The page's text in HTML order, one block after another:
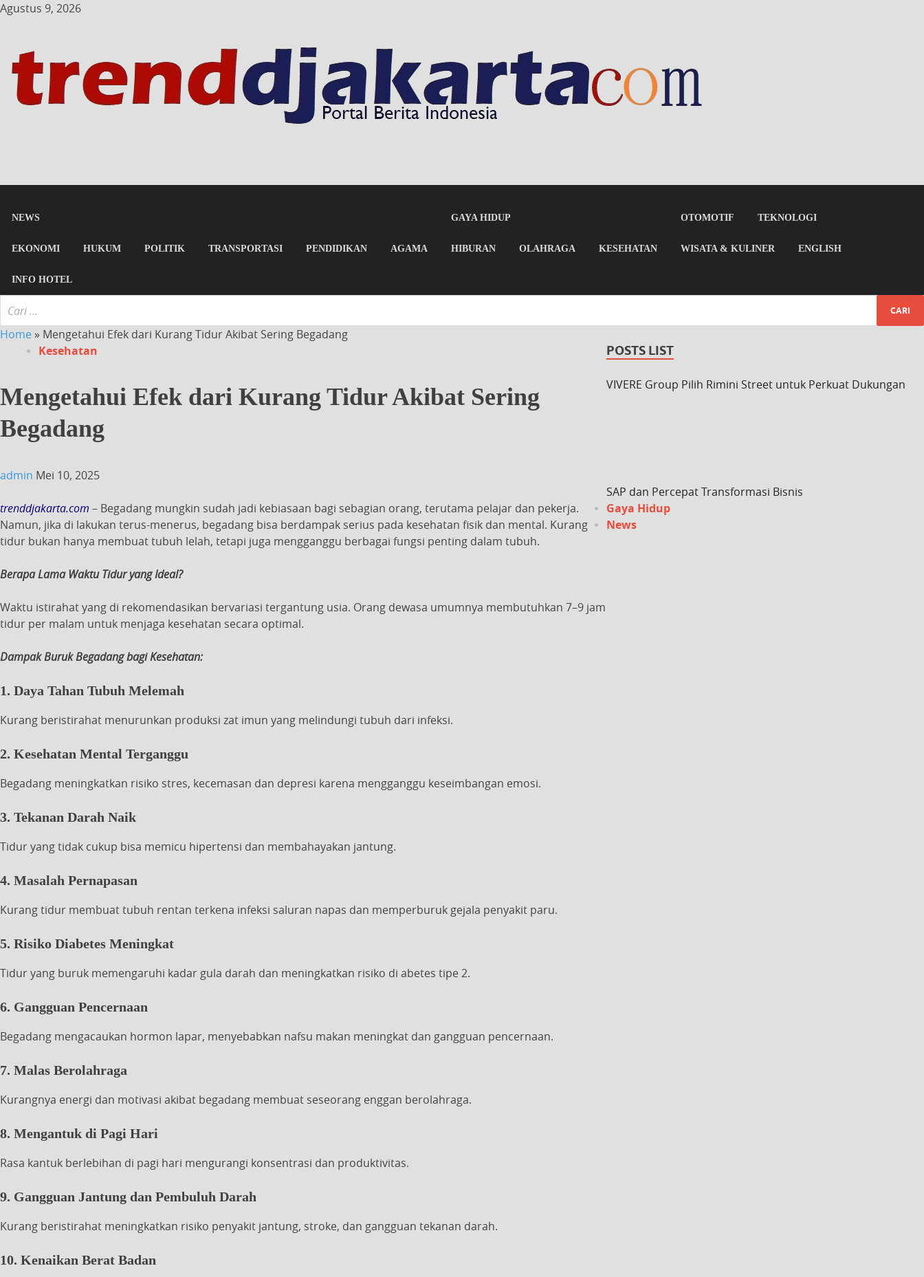
Agustus 9, 2026
NEWS
EKONOMI HUKUM POLITIK TRANSPORTASI PENDIDIKAN AGAMA
GAYA HIDUP
HIBURAN OLAHRAGA KESEHATAN
OTOMOTIF TEKNOLOGI
WISATA & KULINER ENGLISH
INFO HOTEL
Home » Mengetahui Efek dari Kurang Tidur Akibat Sering Begadang
Kesehatan
Mengetahui Efek dari Kurang Tidur Akibat Sering
Begadang
admin Mei 10, 2025
trenddjakarta.com – Begadang mungkin sudah jadi kebiasaan bagi sebagian orang, terutama pelajar dan pekerja.
Namun, jika di lakukan terus-menerus, begadang bisa berdampak serius pada kesehatan fisik dan mental. Kurang
tidur bukan hanya membuat tubuh lelah, tetapi juga mengganggu berbagai fungsi penting dalam tubuh.
Berapa Lama Waktu Tidur yang Ideal?
Waktu istirahat yang di rekomendasikan bervariasi tergantung usia. Orang dewasa umumnya membutuhkan 7–9 jam
tidur per malam untuk menjaga kesehatan secara optimal.
Dampak Buruk Begadang bagi Kesehatan:
1. Daya Tahan Tubuh Melemah
Kurang beristirahat menurunkan produksi zat imun yang melindungi tubuh dari infeksi.
2. Kesehatan Mental Terganggu
Begadang meningkatkan risiko stres, kecemasan dan depresi karena mengganggu keseimbangan emosi.
3. Tekanan Darah Naik
Tidur yang tidak cukup bisa memicu hipertensi dan membahayakan jantung.
4. Masalah Pernapasan
Kurang tidur membuat tubuh rentan terkena infeksi saluran napas dan memperburuk gejala penyakit paru.
5. Risiko Diabetes Meningkat
Tidur yang buruk memengaruhi kadar gula darah dan meningkatkan risiko di abetes tipe 2.
6. Gangguan Pencernaan
Begadang mengacaukan hormon lapar, menyebabkan nafsu makan meningkat dan gangguan pencernaan.
7. Malas Berolahraga
Kurangnya energi dan motivasi akibat begadang membuat seseorang enggan berolahraga.
8. Mengantuk di Pagi Hari
Rasa kantuk berlebihan di pagi hari mengurangi konsentrasi dan produktivitas.
9. Gangguan Jantung dan Pembuluh Darah
Kurang beristirahat meningkatkan risiko penyakit jantung, stroke, dan gangguan tekanan darah.
10. Kenaikan Berat Badan
POSTS LIST
VIVERE Group Pilih Rimini Street untuk Perkuat Dukungan
SAP dan Percepat Transformasi Bisnis
Gaya Hidup
News